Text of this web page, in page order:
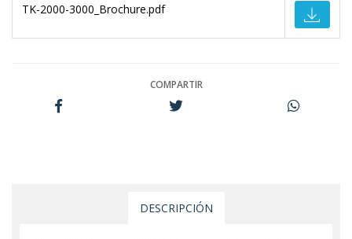
TK-2000-3000_Brochure.pdf
COMPARTIR
DESCRIPCIÓN